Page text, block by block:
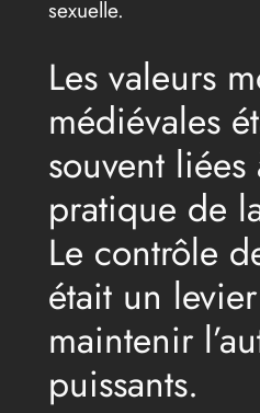
sexuelle.
Les valeurs
médiévales
souvent liées
pratique de
Le contrôle
était un
maintenir
puissants.